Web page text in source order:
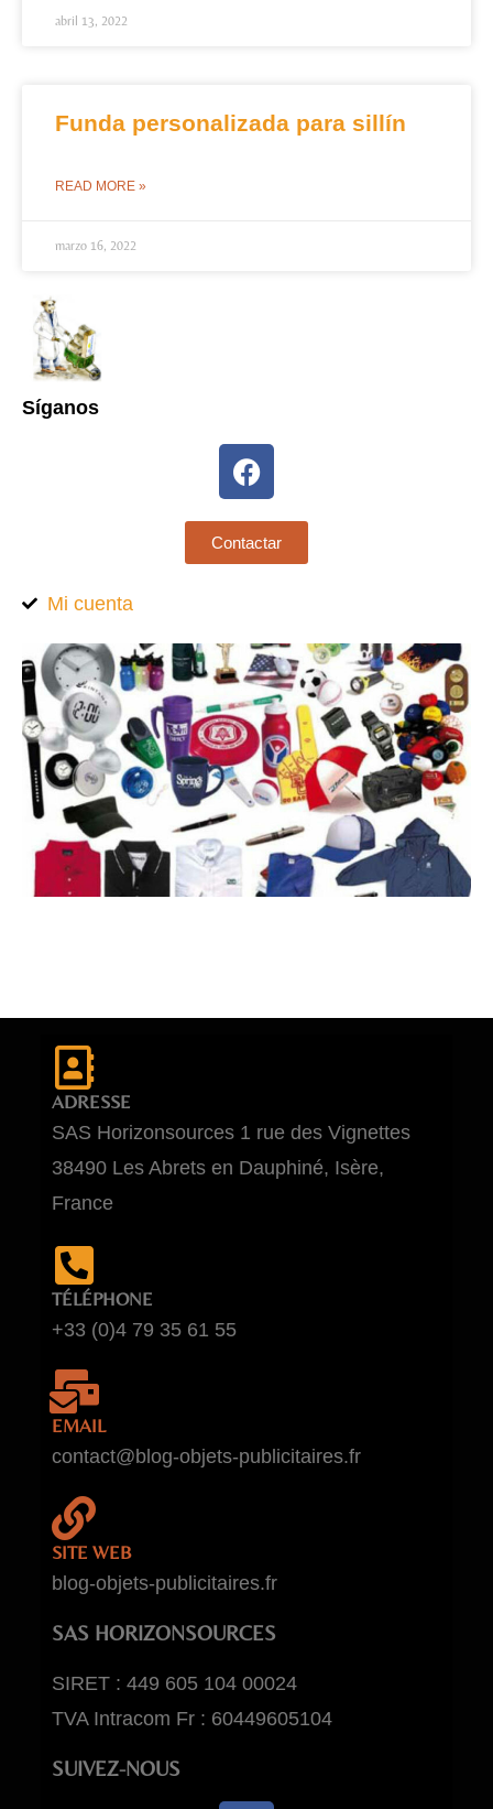
abril 13, 2022
Funda personalizada para sillín
READ MORE »
marzo 16, 2022
Síganos
Contactar
Mi cuenta
ADRESSE
SAS Horizonsources 1 rue des Vignettes
38490 Les Abrets en Dauphiné, Isère,
France
TÉLÉPHONE
+33 (0)4 79 35 61 55
EMAIL
contact@blog-objets-publicitaires.fr
SITE WEB
blog-objets-publicitaires.fr
SAS HORIZONSOURCES
SIRET : 449 605 104 00024
TVA Intracom Fr : 60449605104
SUIVEZ-NOUS